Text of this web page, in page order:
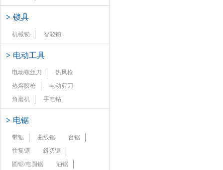
> 锁具
机械锁 智能锁
> 电动工具
电动螺丝刀
热风枪
热熔胶枪
电动剪刀
角磨机
手电钻
> 电锯
带锯 曲线锯
台锯
往复锯
斜切锯
圆锯/电圆锯
油锯